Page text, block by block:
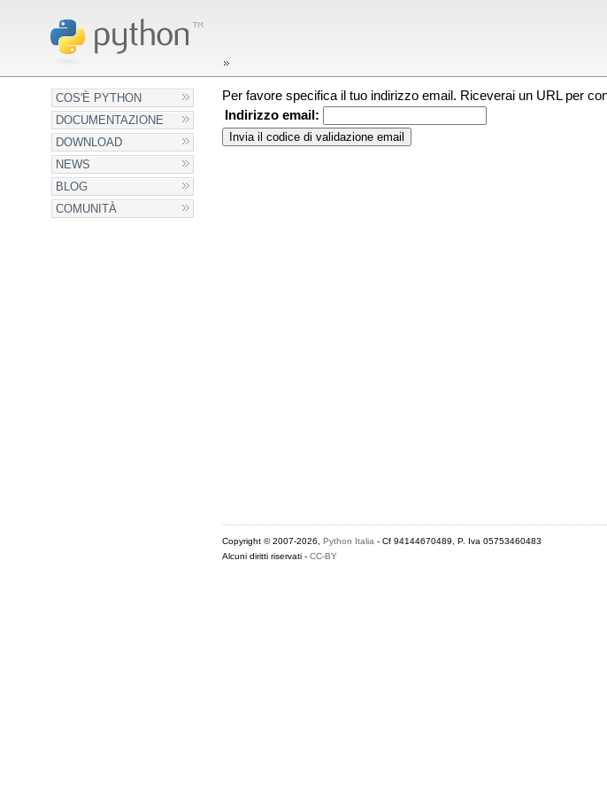
COS'È PYTHON
DOCUMENTAZIONE
DOWNLOAD
NEWS
BLOG
COMUNITÀ
Per favore specifica il tuo indirizzo email. Riceverai un URL per
Indirizzo email:
Copyright © 2007-2026, Python Italia - Cf 94144670489, P. Iva 05753460483
Alcuni diritti riservati - CC-BY